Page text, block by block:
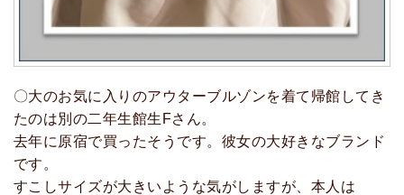
〇大のお気に入りのアウターブルゾンを着て帰館してき
たのは別の二年生館生Fさん。
去年に原宿で買ったそうです。彼女の大好きなブランド
です。
すこしサイズが大きいような気がしますが、本人は